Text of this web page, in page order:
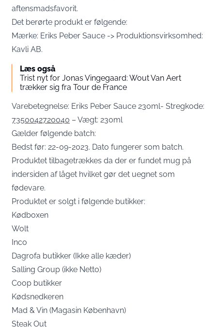
aftensmadsfavorit.
Det berørte produkt er følgende:
Mærke: Eriks Peber Sauce -> Produktionsvirksomhed:
Kavli AB.
Læs også
Trist nyt for Jonas Vingegaard: Wout Van Aert
trækker sig fra Tour de France
Varebetegnelse: Eriks Peber Sauce 230ml- Stregkode:
7350042720040 – Vægt: 230ml
Gælder følgende batch:
Bedst før: 22-09-2023. Dato fungerer som batch.
Produktet tilbagetrækkes da der er fundet mug på
indersiden af låget hvilket gør det uegnet som
fødevare.
Produktet er solgt i følgende butikker:
Kødboxen
Wolt
Inco
Dagrofa butikker (Ikke alle kæder)
Salling Group (ikke Netto)
Coop butikker
Kødsnedkeren
Mad & Vin (Magasin København)
Steak Out